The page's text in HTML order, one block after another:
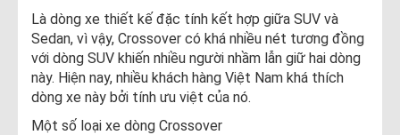
Là dòng xe thiết kế đặc tính kết hợp giữa SUV và
Sedan, vì vậy, Crossover có khá nhiều nét tương đồng
với dòng SUV khiến nhiều người nhầm lẫn giữ hai dòng
này. Hiện nay, nhiều khách hàng Việt Nam khá thích
dòng xe này bởi tính ưu việt của nó.
Một số loại xe dòng Crossover